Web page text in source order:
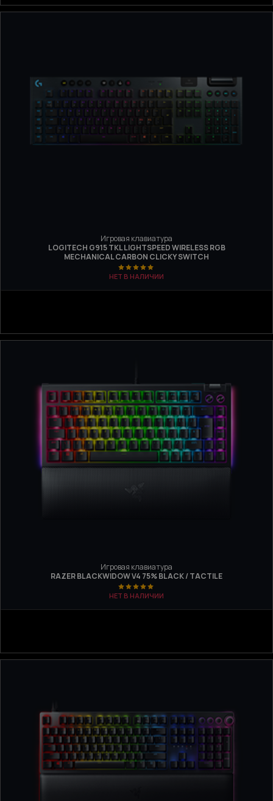
Игровая клавиатура
LOGITECH G915 TKL LIGHTSPEED WIRELESS RGB
MECHANICAL CARBON CLICKY SWITCH
НЕТ В НАЛИЧИИ
Игровая клавиатура
RAZER BLACKWIDOW V4 75% BLACK / TACTILE
НЕТ В НАЛИЧИИ